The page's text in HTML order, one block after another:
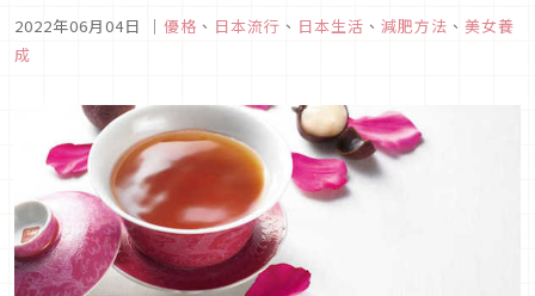
「microdiet.net」得到的調查報告「鼓勵各位晚上吃優格！！
夜晚優格減肥法」，結果表示飯後攝取優格可以養成不易肥胖的
2022年06月04日 ｜ 優格 、 日本流行 、 日本生活 、 減肥方法 、 美女養
成